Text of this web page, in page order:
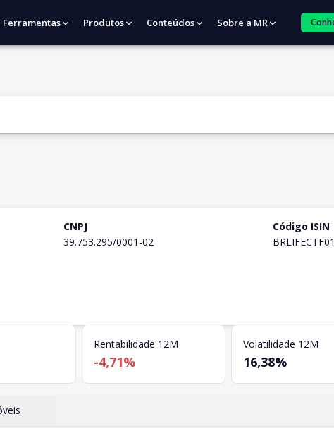
Ferramentas Produtos Conteúdos Sobre a MR
CNPJ
39.753.295/0001-02
Código ISIN
Rentabilidade 12M
-4,71%
Volatilidade 12M
16,38%